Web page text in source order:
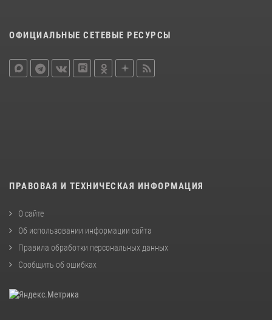
ОФИЦИАЛЬНЫЕ СЕТЕВЫЕ РЕСУРСЫ
ПРАВОВАЯ И ТЕХНИЧЕСКАЯ ИНФОРМАЦИЯ
О сайте
Об использовании информации сайта
Правила обработки персональных данных
Сообщить об ошибках